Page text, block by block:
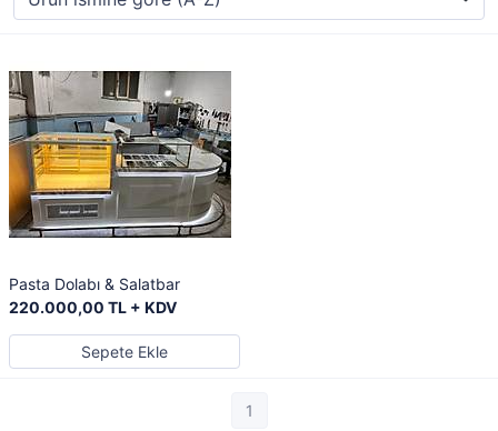
Pasta Dolabı & Salatbar
220.000,00 TL + KDV
Sepete Ekle
1